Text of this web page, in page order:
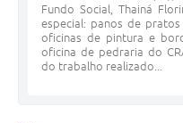
Fundo Social, Thainá
especial: panos de
oficinas de pintura e
oficina de pedraria do
do trabalho realizado...